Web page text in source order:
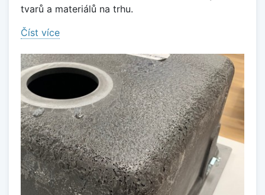
tvarů a materiálů na trhu.
Číst více